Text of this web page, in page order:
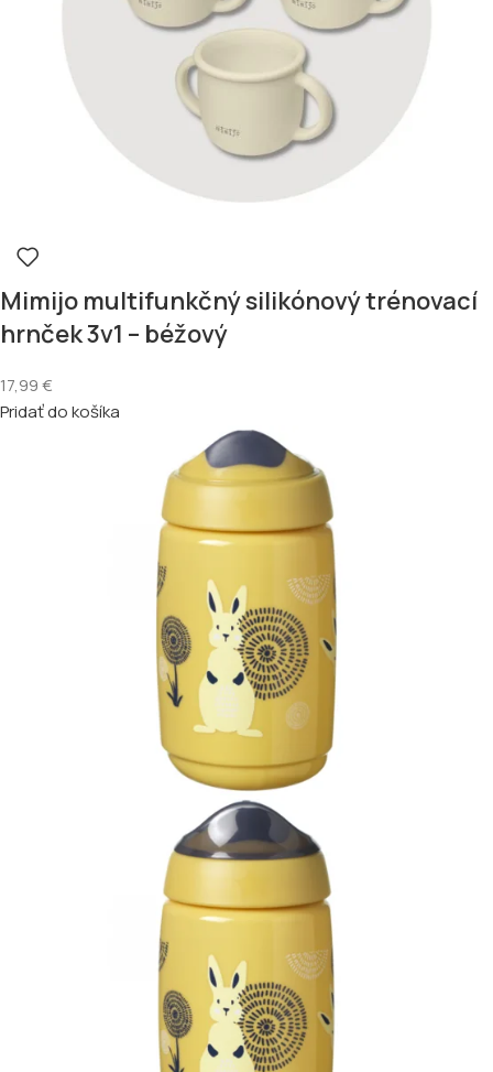
Mimijo multifunkčný silikónový trénovací
hrnček 3v1 – béžový
17,99€
Pridať do košíka